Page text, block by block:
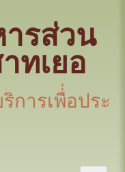
รส่วน
ทเยอ
การเพื่่อประ